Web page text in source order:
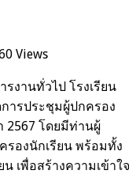
Views
งานทั่วไป โรงเรียน
ารประชุมผู้ปกครอง
2567 โดยมีท่านผู้
รองนักเรียน พร้อมทั้ง
เพื่อสร้างความเข้าใจ